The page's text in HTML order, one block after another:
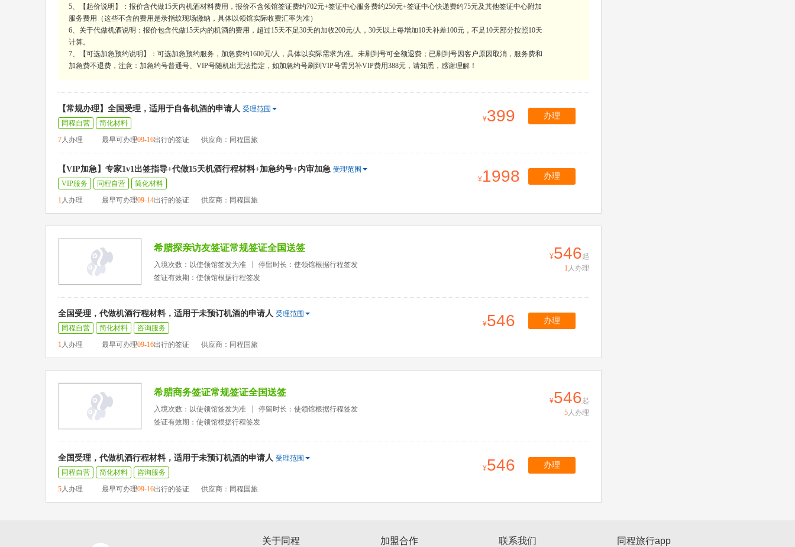
5、【起价说明】：报价含代做15天内机酒材料费用，报价不含领馆签证费约702元+签证中心服务费约250元+签证中心快递费约75元及其他签证中心附加
服务费用（这些不含的费用是录指纹现场缴纳，具体以领馆实际收费汇率为准）
6、关于代做机酒说明：报价包含代做15天内的机酒的费用，超过15天不足30天的加收200元/人，30天以上每增加10天补差100元，不足10天部分按照10天
计算。
7、【可选加急预约说明】：可选加急预约服务，加急费约1600元/人，具体以实际需求为准。未刷到号可全额退费；已刷到号因客户原因取消，服务费和
加急费不退费，注意：加急约号普通号、VIP号随机出无法指定，如加急约号刷到VIP号需另补VIP费用388元，请知悉，感谢理解！
【常规办理】全国受理，适用于自备机酒的申请人 受理范围
同程自营
简化材料
7人办理 最早可办理09-16出行的签证 供应商：同程国旅
399 办理
【VIP加急】专家1v1出签指导+代做15天机酒行程材料+加急约号+内审加急 受理范围
VIP服务
同程自营
简化材料
1人办理 最早可办理09-14出行的签证 供应商：同程国旅
1998 办理
希腊探亲访友签证常规签证全国送签
入境次数：以使领馆签发为准
停留时长：使领馆根据行程签发
签证有效期：使领馆根据行程签发
546起
1 人办理
全国受理，代做机酒行程材料，适用于未预订机酒的申请人 受理范围
同程自营
简化材料
咨询服务
1人办理 最早可办理09-16出行的签证 供应商：同程国旅
546 办理
希腊商务签证常规签证全国送签
入境次数：以使领馆签发为准
停留时长：使领馆根据行程签发
签证有效期：使领馆根据行程签发
546起
5人办理
全国受理，代做机酒行程材料，适用于未预订机酒的申请人 受理范围
同程自营
简化材料
咨询服务
5人办理 最早可办理09-16出行的签证 供应商：同程国旅
546 办理
关于同程 加盟合作 联系我们 同程旅行app